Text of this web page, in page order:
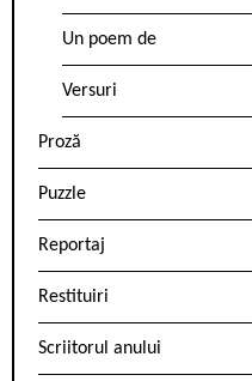
Un poem de
Versuri
Proză
Puzzle
Reportaj
Restituiri
Scriitorul anului